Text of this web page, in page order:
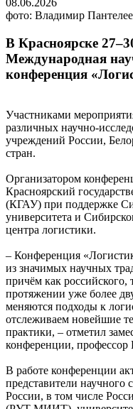
08.06.2026
фото: Владимир
В Красноярске
Международная
конференция
Участниками
различных научно-
учреждений России,
стран.
Организатором
Красноярский
(КГАУ) при поддержке
университета и
центра логистики.
– Конференция
из значимых научных
причём как
протяжении уже более
меняются подходы к
отслеживаем новейшие
практики, – отметил
конференции,
В работе конференции
представители научного
России, в том числе